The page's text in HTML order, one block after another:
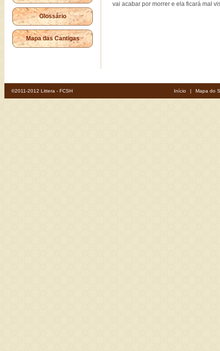
Glossário
Mapa das Cantigas
vai acabar por morrer e ela ficará mal
©2011-2012 Littera - FCSH Início | Mapa do